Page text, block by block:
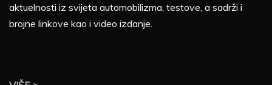
aktuelnosti iz svijeta automobilizma, testove, a sadrži i
brojne linkove kao i video izdanje.